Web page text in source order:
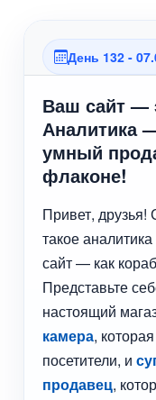
День 132 -
Ваш сайт —
Аналитика
умный
флаконе!
Привет, друзья!
такое
сайт — как
Представьте
настоящий
камера,
посетители, и
продавец,